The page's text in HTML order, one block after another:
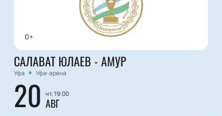
0+
САЛАВАТ ЮЛАЕВ - АМУР
Уфа Уфа-арена
20 чт, 19:00
АВГ